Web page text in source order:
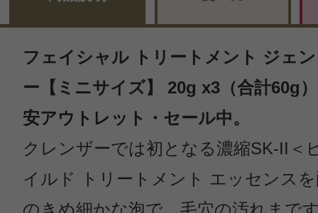
フェイシャル トリートメント ジェ
ー【ミニサイズ】 20g x3（合計60g
安アウトレット・セール中。
クレンザーでは初となる濃縮SK-II＜
イルド トリートメント エッセンス